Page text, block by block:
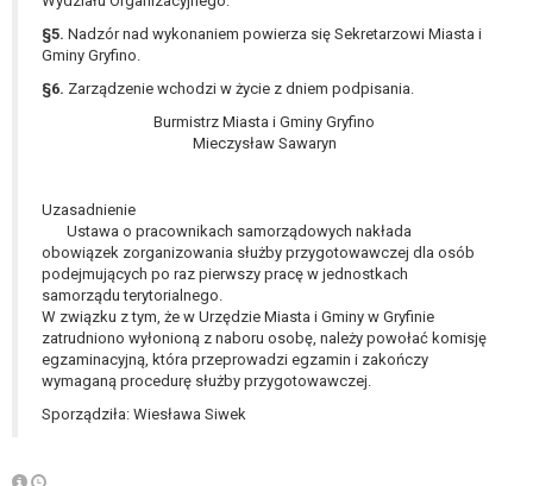
§5. Nadzór nad wykonaniem powierza się Sekretarzowi Miasta i
Gminy Gryfino.
§6. Zarządzenie wchodzi w życie z dniem podpisania.
Burmistrz Miasta i Gminy Gryfino
Mieczysław Sawaryn
Uzasadnienie
Ustawa o pracownikach samorządowych nakłada
obowiązek zorganizowania służby przygotowawczej dla osób
podejmujących po raz pierwszy pracę w jednostkach
samorządu terytorialnego.
W związku z tym, że w Urzędzie Miasta i Gminy w Gryfinie
zatrudniono wyłonioną z naboru osobę, należy powołać komisję
egzaminacyjną, która przeprowadzi egzamin i zakończy
wymaganą procedurę służby przygotowawczej.
Sporządziła: Wiesława Siwek
na przetwarzanie danych osobowych (art. 6 ust. 1
lit a RODO), przysługuje Pani/Panu prawo do
cofnięcia tej zgody w dowolnym momencie.
Cofnięcie to nie ma wpływu na zgodność
przetwarzania, którego dokonano na podstawie
zgody przed jej cofnięciem.
przetwarzanie Pani/Pana danych osobowych
przez administratora.
Organem właściwym do wniesienia skargi jest
Prezes Urzędu Ochrony Danych Osobowych.
W zależności od sfery, w której przetwarzane są
dane osobowe, podanie danych osobowych jest
dobrowolne albo jest wymogiem ustawowym lub
Pani/Pana dane nie będą poddawane